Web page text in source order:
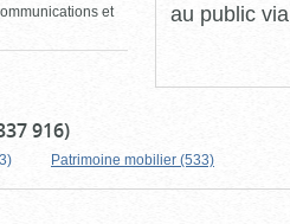
et
au public
916)
Patrimoine mobilier (533)